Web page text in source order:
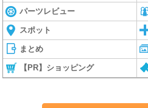
パーツレビュー
スポット
まとめ
【PR】ショッピング